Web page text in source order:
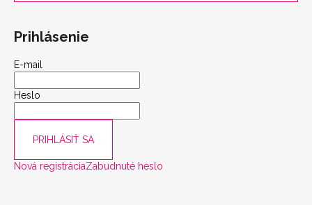
Prihlásenie
E-mail
Heslo
PRIHLÁSIŤ SA
Nová registráciaZabudnuté heslo